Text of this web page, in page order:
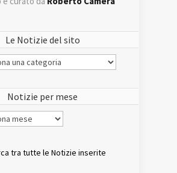
Le Notizie del sito
Notizie per mese
tra tutte le Notizie inserite